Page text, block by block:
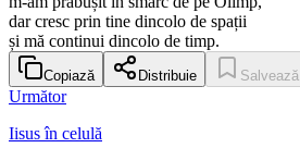
dar cresc prin tine dincolo de spații
și mă continui dincolo de timp.
Copiază Distribuie Salvează
Următor
Iisus în celulă